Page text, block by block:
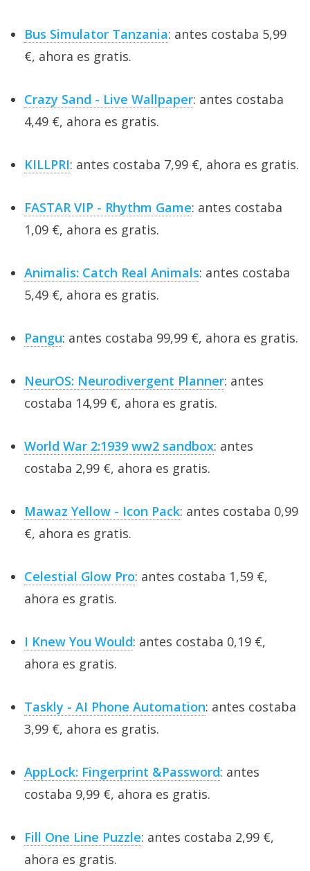
Bus Simulator Tanzania: antes costaba 5,99
€, ahora es gratis.
Crazy Sand - Live Wallpaper: antes costaba
4,49 €, ahora es gratis.
KILLPRI: antes costaba 7,99 €, ahora es gratis.
FASTAR VIP - Rhythm Game: antes costaba
1,09 €, ahora es gratis.
Animalis: Catch Real Animals: antes costaba
5,49 €, ahora es gratis.
Pangu: antes costaba 99,99 €, ahora es gratis.
NeurOS: Neurodivergent Planner: antes
costaba 14,99 €, ahora es gratis.
World War 2:1939 ww2 sandbox: antes
costaba 2,99 €, ahora es gratis.
Mawaz Yellow - Icon Pack: antes costaba 0,99
€, ahora es gratis.
Celestial Glow Pro: antes costaba 1,59 €,
ahora es gratis.
I Knew You Would: antes costaba 0,19 €,
ahora es gratis.
Taskly - AI Phone Automation: antes costaba
3,99 €, ahora es gratis.
AppLock: Fingerprint &Password: antes
costaba 9,99 €, ahora es gratis.
Fill One Line Puzzle: antes costaba 2,99 €,
ahora es gratis.